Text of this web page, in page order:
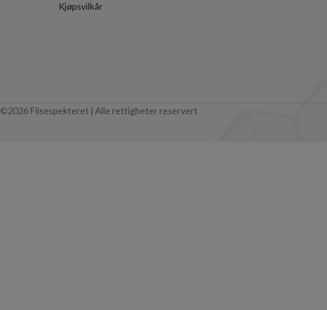
Kjøpsvilkår
©2026 Flisespekteret | Alle rettigheter reservert